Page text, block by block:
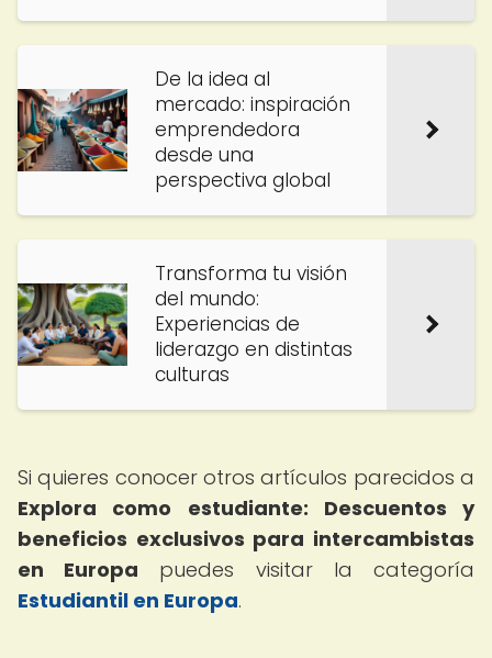
De la idea al
mercado: inspiración
emprendedora
desde una
perspectiva global
Transforma tu visión
del mundo:
Experiencias de
liderazgo en distintas
culturas
Si quieres conocer otros artículos parecidos a
Explora como estudiante: Descuentos y
beneficios exclusivos para intercambistas
en Europa puedes visitar la categoría
Estudiantil en Europa.